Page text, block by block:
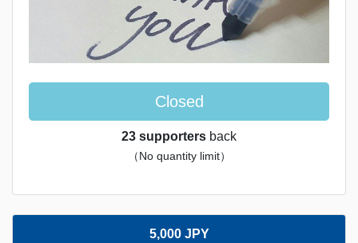
Closed
23 supporters back
（No quantity limit）
5,000 JPY